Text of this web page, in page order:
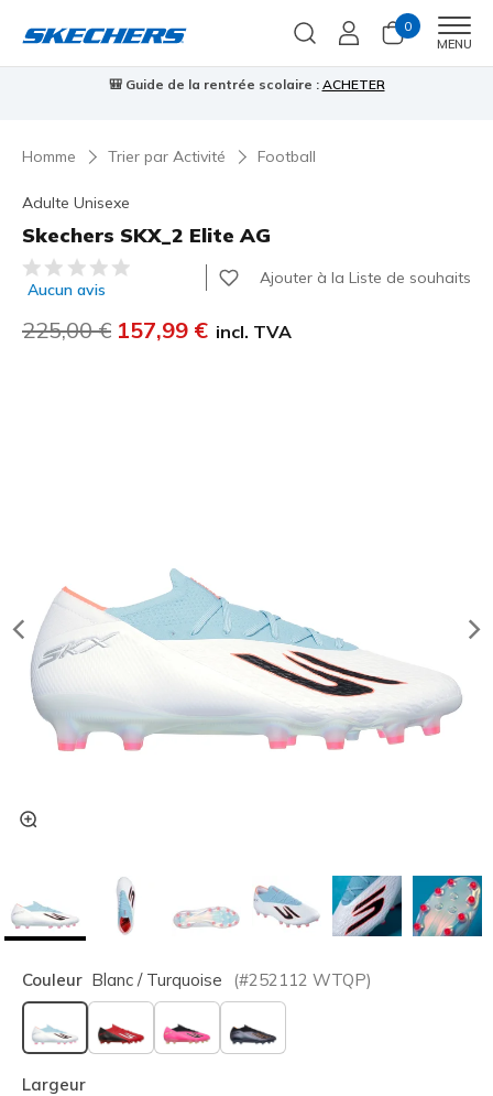
0
MENU
Skechers VIP :retours sous 45 jours pour les membres
Homme Trier par Activité Football
Adulte Unisexe
Skechers SKX_2 Elite AG
Évaluation client 4,2 sur 5
Aucun avis
Ajouter à la Liste de souhaits
Prix réduit de
225,00 € à
157,99 € incl. TVA
Couleur Blanc / Turquoise (#252112 WTQP)
sélectionné
Largeur